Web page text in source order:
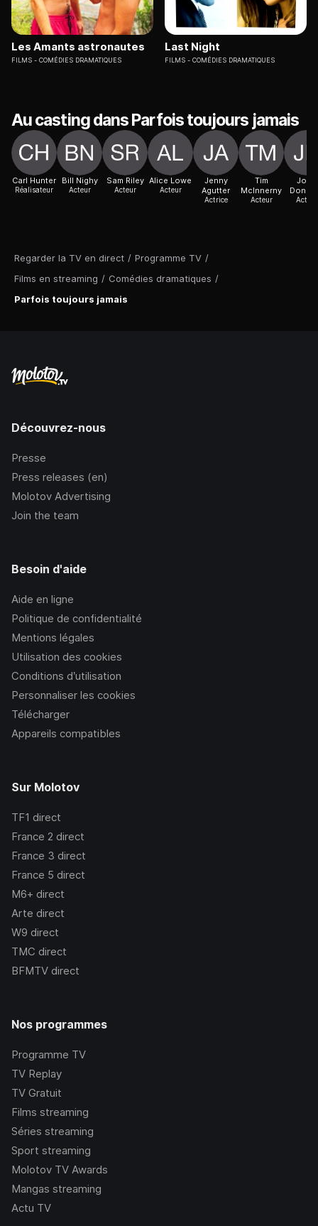
Regarder la TV en direct / Programme TV /
Films en streaming / Comédies dramatiques /
Parfois toujours jamais
Les Amants astronautes
FILMS COMÉDIES DRAMATIQUES
Last Night
FILMS COMÉDIES DRAMATIQUES
Au casting dans Parfois toujours jamais
Carl Hunter
Réalisateur
Bill Nighy
Acteur
Sam Riley
Acteur
Alice Lowe
Acteur
Jenny
Agutter
Actrice
Tim
McInnerny
Acteur
John
Acteur
Découvrez-nous
Presse
Press releases (en)
Molotov Advertising
Join the team
Besoin d'aide
Aide en ligne
Politique de confidentialité
Mentions légales
Utilisation des cookies
Conditions d’utilisation
Personnaliser les cookies
Télécharger
Appareils compatibles
Sur Molotov
TF1 direct
France 2 direct
France 3 direct
France 5 direct
M6+ direct
Arte direct
W9 direct
TMC direct
BFMTV direct
Nos programmes
Programme TV
TV Replay
TV Gratuit
Films streaming
Séries streaming
Sport streaming
Molotov TV Awards
Mangas streaming
Actu TV